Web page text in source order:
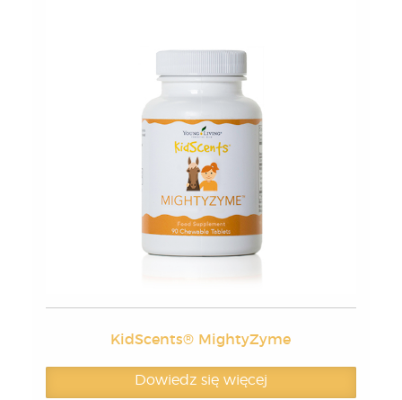
KidScents® MightyZyme
Dowiedz się więcej